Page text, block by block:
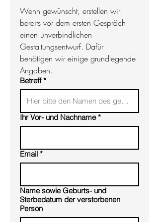
um die Witterungsbeständigkeit zu
gewährleisten was eine gleichbleibende
Optik garantiert. Die Oberfläche des
Materials erhält einen Feinschliff.
Art der Schriftaufbringung
Schrift herausgeschnitten:
Schriftkörper dem Material entnommen.
Druck/Motivdruck: Die Schrift wird
mithilfe eines speziellen
Laserdruckverfahrens auf das Material
Schrift und Motive für einen dauerhaften
Einsatz im Außenbereich.
sonstige Hinweise
Einfacher Aufbau mit beigelegter
Montageanleitung
Eine Pflegeanleitung legen wir dem
Wenn gewünscht, erstellen wir
bereits vor dem ersten Gespräch
einen unverbindlichen
Gestaltungsentwurf. Dafür
benötigen wir einige grundlegende
Angaben.
Betreff *
Ihr Vor- und Nachname *
Email *
Name sowie Geburts- und
Sterbedatum der verstorbenen
Person